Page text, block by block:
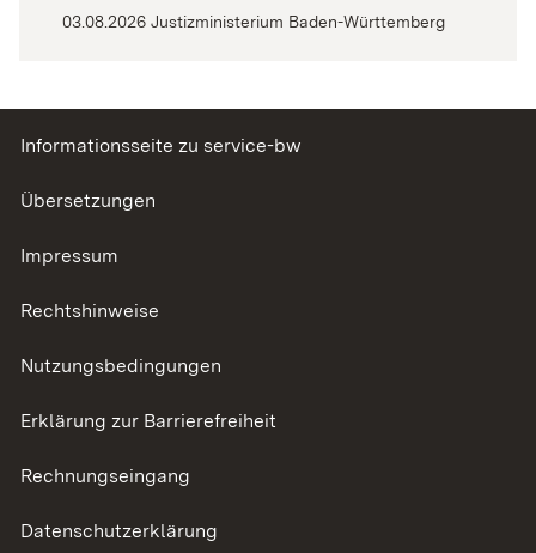
03.08.2026 Justizministerium Baden-Württemberg
Informationsseite zu service-bw
Übersetzungen
Impressum
Rechtshinweise
Nutzungsbedingungen
Erklärung zur Barrierefreiheit
Rechnungseingang
Datenschutzerklärung